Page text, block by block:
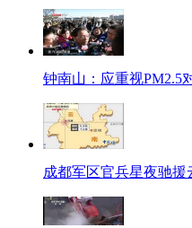
钟南山：应重视PM2.5
成都军区官兵星夜驰援